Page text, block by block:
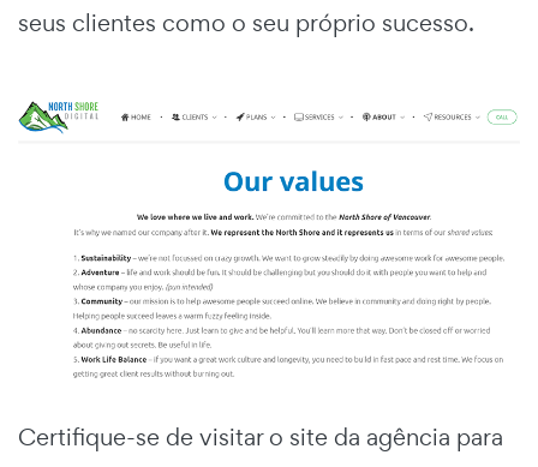
seus clientes como o seu próprio sucesso.
Certifique-se de visitar o site da agência para